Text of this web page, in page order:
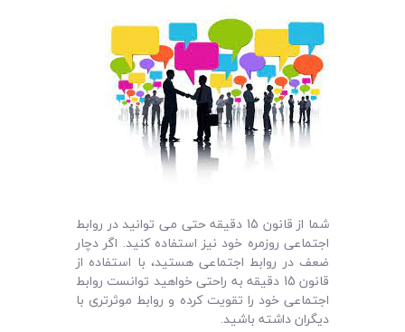
شما از قانون 15 دقیقه حتی می توانید در روابط
اجتماعی روزمره خود نیز استفاده کنید. اگر دچار
ضعف در روابط اجتماعی هستید، با استفاده از
قانون 15 دقیقه به راحتی خواهید توانست روابط
اجتماعی خود را تقویت کرده و روابط موثرتری با
دیگران داشته باشید.